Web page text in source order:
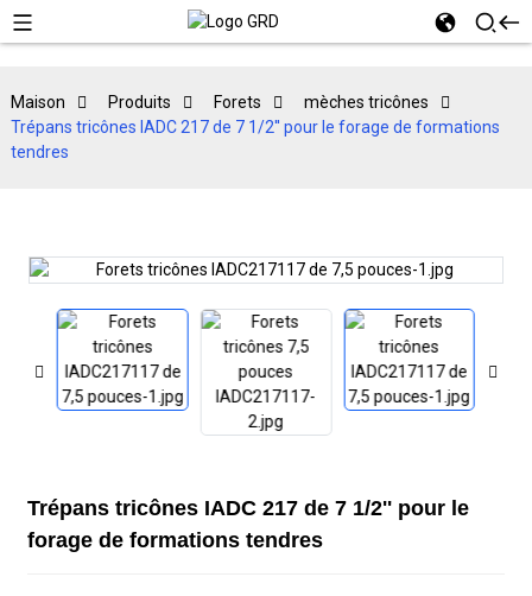
Maison Produits Forets
mèches tricônes
Trépans tricônes IADC 217 de 7 1/2'' pour le forage de formations
tendres
Trépans tricônes IADC 217 de 7 1/2'' pour le
forage de formations tendres